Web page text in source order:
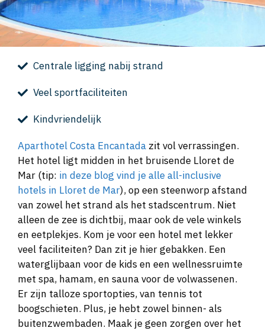
Centrale ligging nabij strand
Veel sportfaciliteiten
Kindvriendelijk
Aparthotel Costa Encantada zit vol verrassingen.
Het hotel ligt midden in het bruisende Lloret de
Mar (tip: in deze blog vind je alle all-inclusive
hotels in Lloret de Mar), op een steenworp afstand
van zowel het strand als het stadscentrum. Niet
alleen de zee is dichtbij, maar ook de vele winkels
en eetplekjes. Kom je voor een hotel met lekker
veel faciliteiten? Dan zit je hier gebakken. Een
waterglijbaan voor de kids en een wellnessruimte
met spa, hamam, en sauna voor de volwassenen.
Er zijn talloze sportopties, van tennis tot
boogschieten. Plus, je hebt zowel binnen- als
buitenzwembaden. Maak je geen zorgen over het